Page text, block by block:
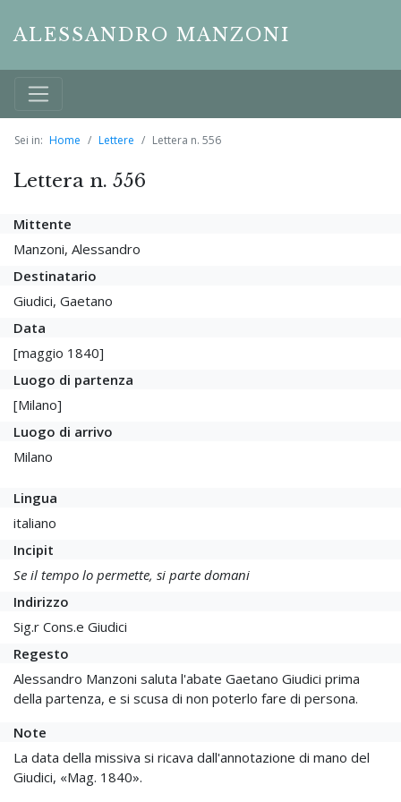
ALESSANDRO MANZONI
Sei in: Home Lettere Lettera n. 556
Lettera n. 556
Mittente
Manzoni, Alessandro
Destinatario
Giudici, Gaetano
Data
[maggio 1840]
Luogo di partenza
[Milano]
Luogo di arrivo
Milano
Lingua
italiano
Incipit
Se il tempo lo permette, si parte domani
Indirizzo
Sig.r Cons.e Giudici
Regesto
Alessandro Manzoni saluta l'abate Gaetano Giudici prima
della partenza, e si scusa di non poterlo fare di persona.
Note
La data della missiva si ricava dall'annotazione di mano del
Giudici, «Mag. 1840».